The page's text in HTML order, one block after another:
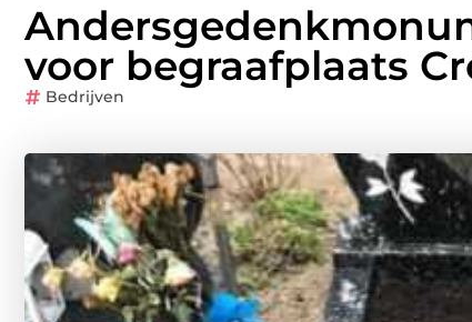
voor begraafplaats
Bedrijven